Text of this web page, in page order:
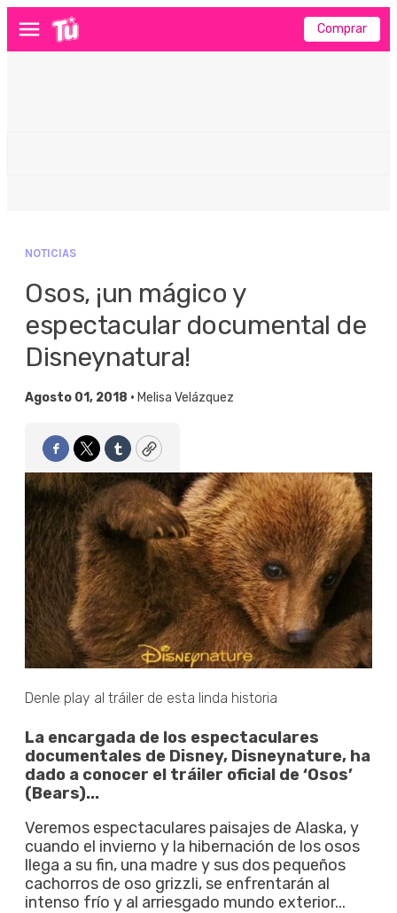
Menú Comprar
NOTICIAS
Osos, ¡un mágico y
espectacular documental de
Disneynatura!
Agosto 01, 2018 • Melisa Velázquez
Facebook
TwitterTumblrCopy
Denle play al tráiler de esta linda historia
La encargada de los espectaculares
documentales de Disney, Disneynature, ha
dado a conocer el tráiler oficial de ‘Osos’
(Bears)...
Veremos espectaculares paisajes de Alaska, y
cuando el invierno y la hibernación de los osos
llega a su fin, una madre y sus dos pequeños
cachorros de oso grizzli, se enfrentarán al
intenso frío y al arriesgado mundo exterior...